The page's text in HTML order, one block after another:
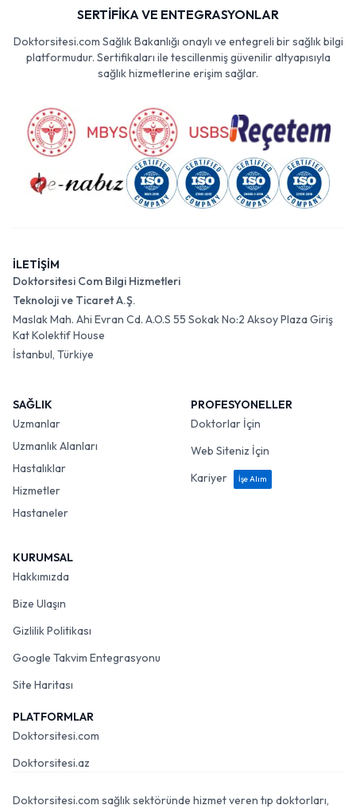
SERTİFİKA VE ENTEGRASYONLAR
Doktorsitesi.com Sağlık Bakanlığı onaylı ve entegreli bir sağlık bilgi
platformudur. Sertifikaları ile tescillenmiş güvenilir altyapısıyla
sağlık hizmetlerine erişim sağlar.
İLETİŞİM
Doktorsitesi Com Bilgi Hizmetleri
Teknoloji ve Ticaret A.Ş.
Maslak Mah. Ahi Evran Cd. A.O.S 55 Sokak No:2 Aksoy Plaza Giriş
Kat Kolektif House
İstanbul, Türkiye
SAĞLIK
Uzmanlar
Uzmanlık Alanları
Hastalıklar
Hizmetler
Hastaneler
PROFESYONELLER
Doktorlar İçin
Web Siteniz İçin
Kariyer
İşe Alım
KURUMSAL
Hakkımızda
Bize Ulaşın
Gizlilik Politikası
Google Takvim Entegrasyonu
Site Haritası
PLATFORMLAR
Doktorsitesi.com
Doktorsitesi.az
Doktorsitesi.com sağlık sektöründe hizmet veren tıp doktorları,